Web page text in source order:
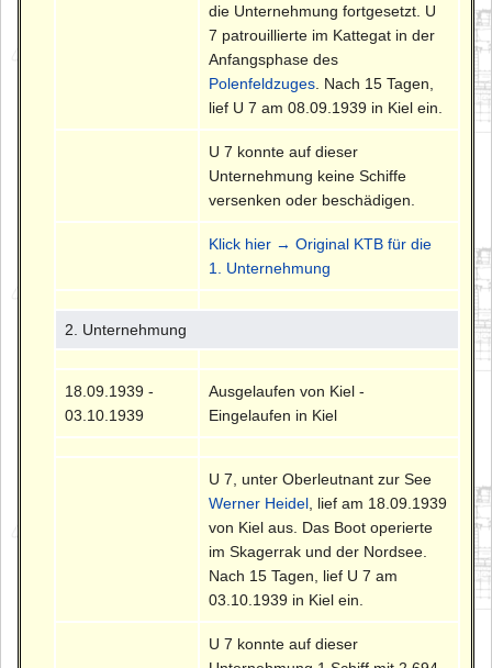
die Unternehmung fortgesetzt. U
7 patrouillierte im Kattegat in der
Anfangsphase des
Polenfeldzuges . Nach 15 Tagen,
lief U 7 am 08.09.1939 in Kiel ein.
U 7 konnte auf dieser
Unternehmung keine Schiffe
versenken oder beschädigen.
Klick hier → Original KTB für die
1. Unternehmung
2. Unternehmung
18.09.1939 -
03.10.1939
Ausgelaufen von Kiel -
Eingelaufen in Kiel
U 7, unter Oberleutnant zur See
Werner Heidel , lief am 18.09.1939
von Kiel aus. Das Boot operierte
im Skagerrak und der Nordsee.
Nach 15 Tagen, lief U 7 am
03.10.1939 in Kiel ein.
U 7 konnte auf dieser